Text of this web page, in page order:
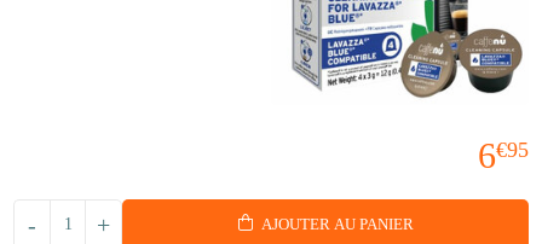
6€95
+
- AJOUTER AU PANIER